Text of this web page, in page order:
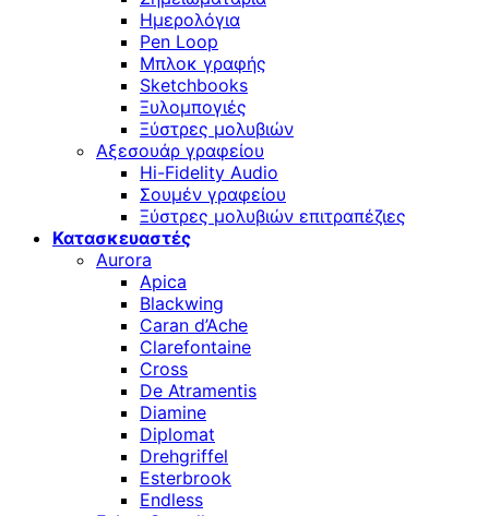
Ημερολόγια
Pen Loop
Μπλοκ γραφής
Sketchbooks
Ξυλομπογιές
Ξύστρες μολυβιών
Αξεσουάρ γραφείου
Hi-Fidelity Audio
Σουμέν γραφείου
Ξύστρες μολυβιών επιτραπέζιες
Κατασκευαστές
Aurora
Apica
Blackwing
Caran d’Ache
Clarefontaine
Cross
De Atramentis
Diamine
Diplomat
Drehgriffel
Esterbrook
Endless